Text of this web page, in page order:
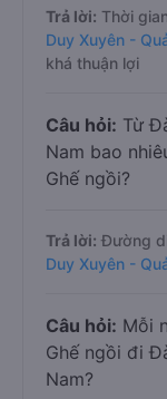
Trả lời: Thời
Duy Xuyên -
khá thuận lợi
Câu hỏi: Từ
Nam bao
Ghế ngồi?
Trả lời: Đường
Duy Xuyên -
Câu hỏi: Mỗi
Ghế ngồi đi
Nam?